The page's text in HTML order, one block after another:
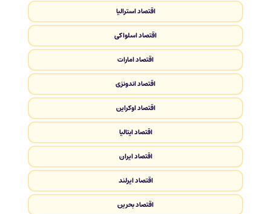
اقتصاد استرالیا
اقتصاد اسلواکی
اقتصاد امارات
اقتصاد اندونزی
اقتصاد اوکراین
اقتصاد ایتالیا
اقتصاد ایران
اقتصاد ایرلند
اقتصاد بحرین